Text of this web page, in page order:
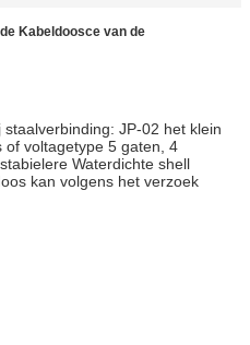
Kabeldoosce van de
JP-02 het klein
of voltagetype 5 gaten, 4
Waterdichte shell
kan volgens het verzoek